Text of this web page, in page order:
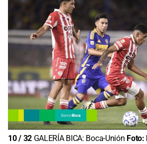
10/ 32 GALERÍA BICA: Boca-Unión Foto: